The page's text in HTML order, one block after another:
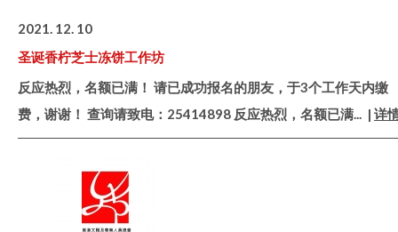
2021. 12. 10
圣诞香柠芝士冻饼工作坊
反应热烈，名额已满！ 请已成功报名的朋友，于3个工作天内缴
费，谢谢！ 查询请致电：25414898 反应热烈，名额已满... | 详